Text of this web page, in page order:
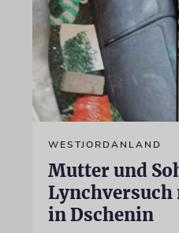
WESTJORDANLAND
Mutter und
in Dschenin